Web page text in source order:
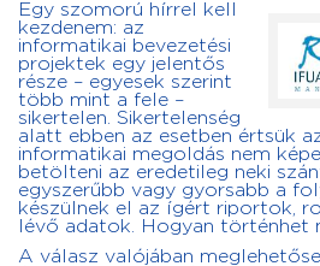
Egy szomorú hírrel kell
kezdenem: az
informatikai bevezetési
projektek egy jelentős
része – egyesek szerint
több mint a fele –
sikertelen. Sikertelenség
alatt ebben az esetben értsük
informatikai megoldás nem
betölteni az eredetileg neki
egyszerűbb vagy gyorsabb a
készülnek el az ígért riportok,
lévő adatok. Hogyan történhet
A válasz valójában